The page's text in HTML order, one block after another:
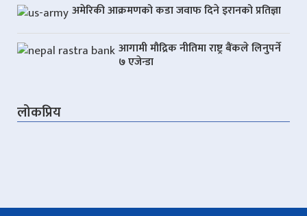
अमेरिकी आक्रमणको कडा जवाफ दिने इरानको प्रतिज्ञा
आगामी मौद्रिक नीतिमा राष्ट्र बैंकले लिनुपर्ने
७ एजेन्डा
लोकप्रिय